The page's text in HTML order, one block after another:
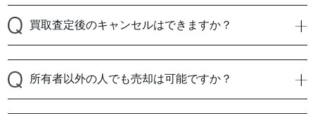
買取査定後のキャンセルはできますか？
所有者以外の人でも売却は可能ですか？